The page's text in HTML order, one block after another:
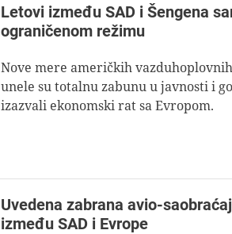
Letovi između SAD i Šengena
ograničenom režimu
Nove mere američkih
unele su totalnu zabunu u javnosti i
izazvali ekonomski rat sa Evropom.
Uvedena zabrana avio-
između SAD i Evrope